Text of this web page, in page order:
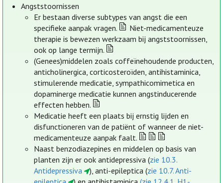
Angststoornissen
Er bestaan diverse subtypes van angst die een
specifieke aanpak vragen.
Niet-medicamenteuze
therapie is bewezen werkzaam bij angststoornissen,
ook op lange termijn.
(Genees)middelen zoals coffeïnehoudende producten,
anticholinergica, corticosteroïden, antihistaminica,
stimulerende medicatie, sympathicomimetica en
dopaminerge medicatie kunnen angstinducerende
effecten hebben.
Medicatie heeft een plaats bij ernstig lijden en
disfunctioneren van de patiënt of wanneer de niet-
medicamenteuze aanpak faalt.
Naast benzodiazepines en middelen op basis van
planten zijn er ook antidepressiva (zie 10.3.
Antidepressiva
), anti-epileptica (zie 10.7. Anti-